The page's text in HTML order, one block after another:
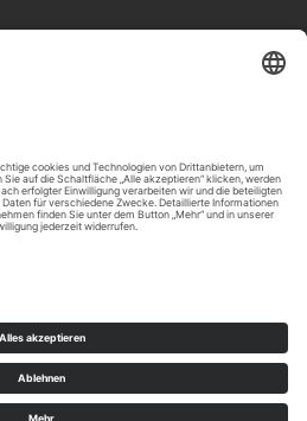
& 14:00 - 17:30
by mumbomedia